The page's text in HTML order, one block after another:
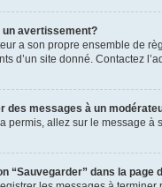
un avertissement?
a son propre ensemble de
d’un site donné. Contactez
des messages à un
permis, allez sur le message
“Sauvegarder” dans la page